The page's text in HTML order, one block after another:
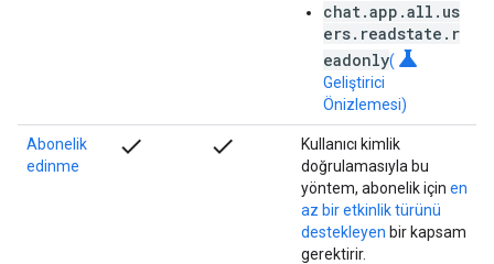
chat.app.all.us
ers.readstate.r
eadonly( science
Geliştirici
Önizlemesi)
Abonelik
edinme
check check
Kullanıcı kimlik
doğrulamasıyla bu
yöntem, abonelik için en
az bir etkinlik türünü
destekleyen bir kapsam
gerektirir.